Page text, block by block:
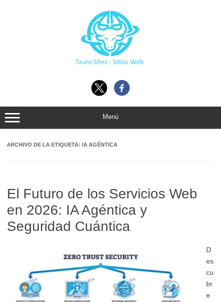
Menú
ARCHIVO DE LA ETIQUETA: IA AGÉNTICA
El Futuro de los Servicios Web
en 2026: IA Agéntica y
Seguridad Cuántica
D
es
cu
br
e